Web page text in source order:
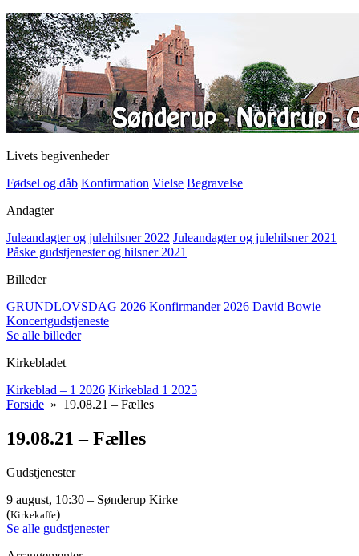
Livets begivenheder
Fødsel og dåb Konfirmation Vielse Begravelse
Andagter
Juleandagter og julehilsner 2022 Juleandagter og julehilsner 2021
Påske gudstjenester og hilsner 2021
Billeder
GRUNDLOVSDAG 2026 Konfirmander 2026 David Bowie
Koncertgudstjeneste
Se alle billeder
Kirkebladet
Kirkeblad – 1 2026 Kirkeblad 1 2025
Forside » 19.08.21 – Fælles
19.08.21 – Fælles
Gudstjenester
9 august, 10:30 – Sønderup Kirke
(Kirkekaffe)
Se alle gudstjenester